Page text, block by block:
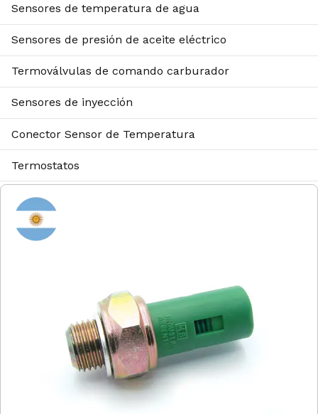
Sensores de temperatura de agua
Sensores de presión de aceite eléctrico
Termoválvulas de comando carburador
Sensores de inyección
Conector Sensor de Temperatura
Termostatos